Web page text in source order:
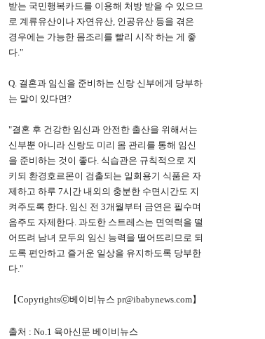
받는 국민행복카드를 이용해 처방 받을 수 있으므
로 계류유산이나 자연유산, 인공유산 등을 겪은
경우에는 가능한 몸조리를 빨리 시작 하는 게 좋
다."
Q. 결혼과 임신을 준비하는 신랑 신부에게 당부하
는 말이 있다면?
"결혼 후 건강한 임신과 안전한 출산을 위해서는
신부뿐 아니라 신랑도 미리 몸 관리를 통해 임신
을 준비하는 것이 좋다. 식습관은 규칙적으로 지
키되 환경호르몬이 검출되는 일회용기 식품은 자
제하고 하루 7시간 내외의 충분한 수면시간도 지
켜주도록 한다. 임신 전 3개월부터 금연은 필수며
음주도 자제한다. 과도한 스트레스는 면역력을 떨
어뜨려 남녀 모두의 임신 능력을 떨어뜨리므로 되
도록 편안하고 즐거운 일상을 유지하도록 당부한
다."
【Copyrightsⓒ베이비뉴스 pr@ibabynews.com】
출처 : No.1 육아신문 베이비뉴스